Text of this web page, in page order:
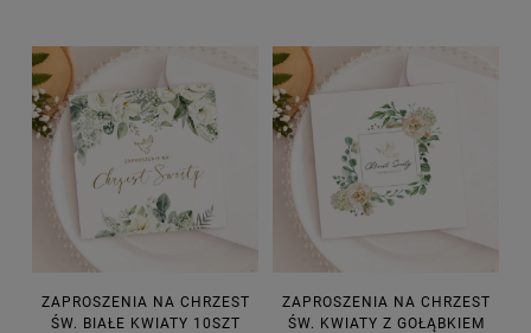
ZAPROSZENIA NA CHRZEST
ŚW. BIAŁE KWIATY 10SZT
ZAPROSZENIA NA CHRZEST
ŚW. KWIATY Z GOŁĄBKIEM